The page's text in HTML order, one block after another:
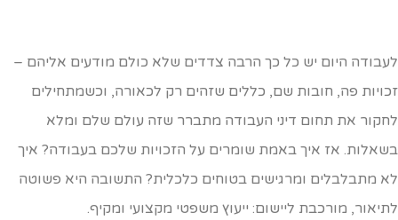
היום יש כל כך הרבה צדדים שלא כולם מודעים אליהם –
פה, חובות שם, כללים שזהים רק לכאורה, וכשמתחילים
את תחום דיני העבודה מתברר שזה עולם שלם ומלא
אז איך באמת שומרים על הזכויות שלכם בעבודה? איך
מתבלבלים ומרגישים בטוחים כלכלית? התשובה היא פשוטה
מורכבת ליישום: ייעוץ משפטי מקצועי ומקיף.